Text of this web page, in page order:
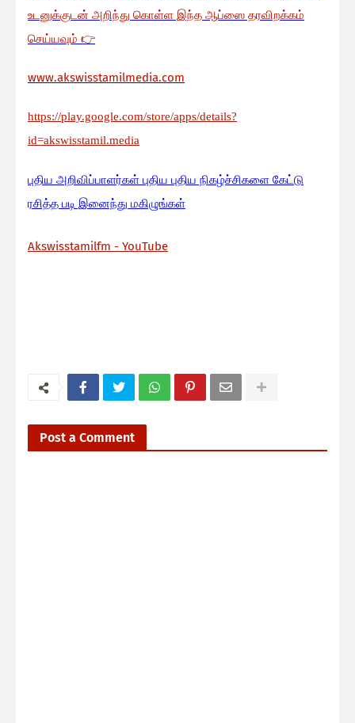
உடனுக்குடன் அறிந்து கொள்ள இந்த ஆப்ஸை தரவிறக்கம்
செய்யவும் 👉
www.akswisstamilmedia.com
https://play.google.com/store/apps/details?
id=akswisstamil.media
புதிய அறிவிப்பாளர்கள் புதிய புதிய நிகழ்ச்சிகளை கேட்டு
ரசித்த படி இனைந்து மகிழுங்கள்
Akswisstamilfm - YouTube
Post a Comment